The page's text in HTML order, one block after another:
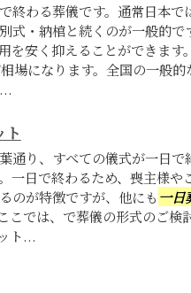
終わる葬儀です。通常日本で
式・納棺と続くのが一般的で
を安く抑えることができます。
場になります。全国の一般
ト
通り、すべての儀式が一日で
一日で終わるため、喪主様や
のが特徴ですが、他にも 一日
こでは、で葬儀の形式のご検
ト...